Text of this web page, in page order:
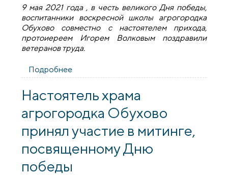
9 мая 2021 года , в честь великого Дня победы,
воспитанники воскресной школы агрогородка
Обухово совместно с настоятелем прихода,
протоиереем Игорем Волковым поздравили
ветеранов труда.
Подробнее
агрогородка Обухово поздравили
Настоятель храма
агрогородка Обухово
принял участие в митинге,
посвященному Дню
победы